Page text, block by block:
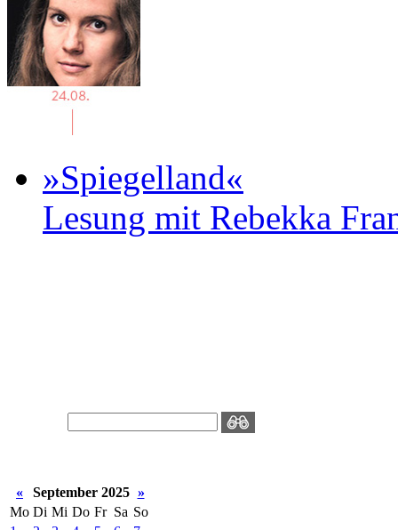
»Spiegelland«
Lesung mit Rebekka
« September 2025 »
Mo Di Mi Do Fr Sa So